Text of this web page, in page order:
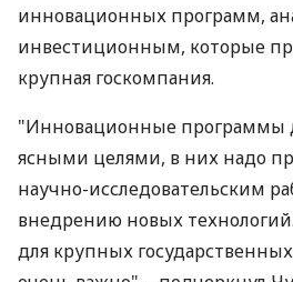
инновационных программ,
инвестиционным, которые
крупная госкомпания.
"Инновационные программы
ясными целями, в них надо
научно-исследовательским
внедрению новых
для крупных